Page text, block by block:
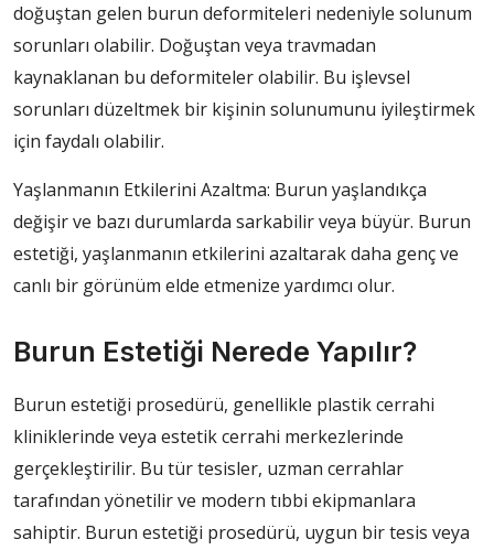
doğuştan gelen burun deformiteleri nedeniyle solunum
sorunları olabilir. Doğuştan veya travmadan
kaynaklanan bu deformiteler olabilir. Bu işlevsel
sorunları düzeltmek bir kişinin solunumunu iyileştirmek
için faydalı olabilir.
Yaşlanmanın Etkilerini Azaltma: Burun yaşlandıkça
değişir ve bazı durumlarda sarkabilir veya büyür. Burun
estetiği, yaşlanmanın etkilerini azaltarak daha genç ve
canlı bir görünüm elde etmenize yardımcı olur.
Burun Estetiği Nerede Yapılır?
Burun estetiği prosedürü, genellikle plastik cerrahi
kliniklerinde veya estetik cerrahi merkezlerinde
gerçekleştirilir. Bu tür tesisler, uzman cerrahlar
tarafından yönetilir ve modern tıbbi ekipmanlara
sahiptir. Burun estetiği prosedürü, uygun bir tesis veya